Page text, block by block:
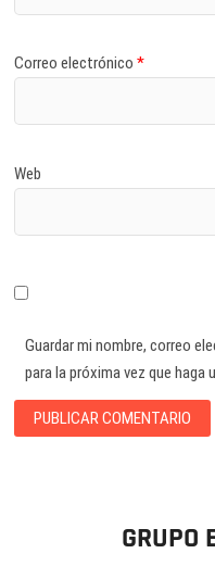
Correo electrónico*
Web
Guardar mi nombre, correo
para la próxima vez que haga
GRUPO